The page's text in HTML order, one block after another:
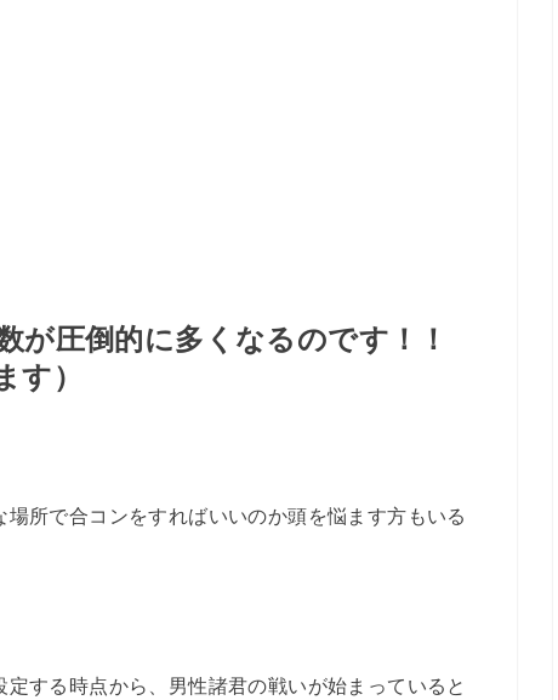
が圧倒的に多くなるのです！！
す）
所で合コンをすればいいのか頭を悩ます方もいる
する時点から、男性諸君の戦いが始まっていると